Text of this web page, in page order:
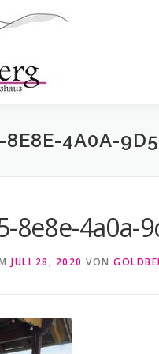
8E8E-4A0A-
8e8e-4a0a-
JULI 28, 2020 VON